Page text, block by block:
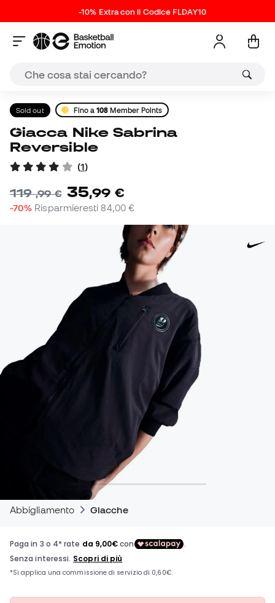
-10% Extra con il Codice FLDAY10
Sold out Fino a108 Member Points
Giacca Nike Sabrina
Reversible
(1)
119,99 € 35,99 €
-70% Risparmieresti84,00 €
Abbigliamento Giacche